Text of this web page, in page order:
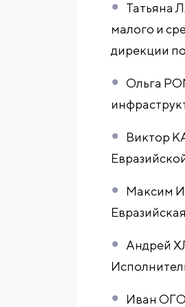
Татьяна
малого и
дирекции
Ольга
Виктор
Максим
Андрей
Иван